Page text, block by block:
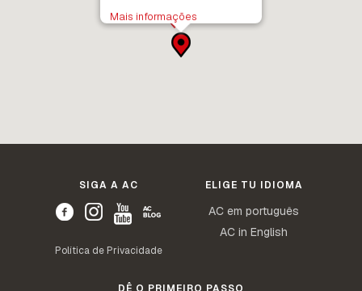
Mais informações
SIGA A AC
Política de Privacidade
ELIGE TU IDIOMA
AC em português
AC in English